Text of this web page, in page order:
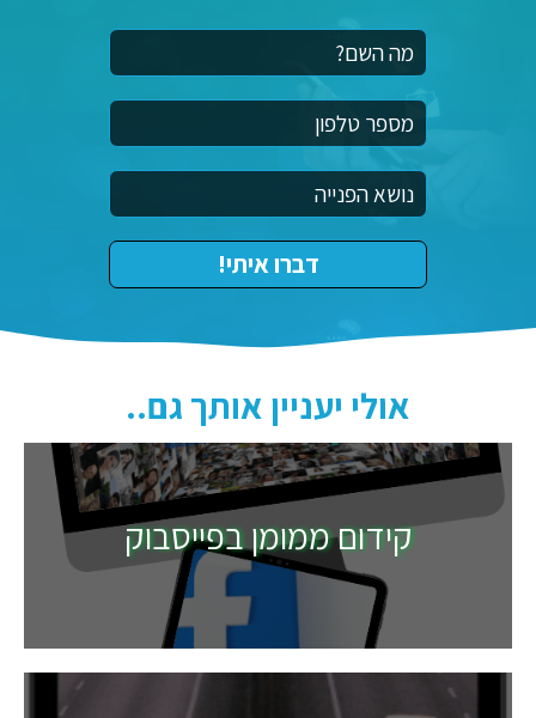
אולי יעניין אותך גם..
קידום ממומן בפייסבוק